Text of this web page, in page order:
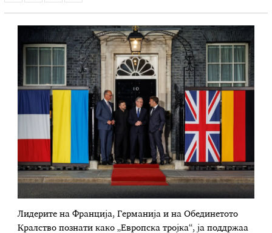
Лидерите на Франција, Германија и на Обединетото
Кралство познати како „Европска тројка“, ја поддржаа